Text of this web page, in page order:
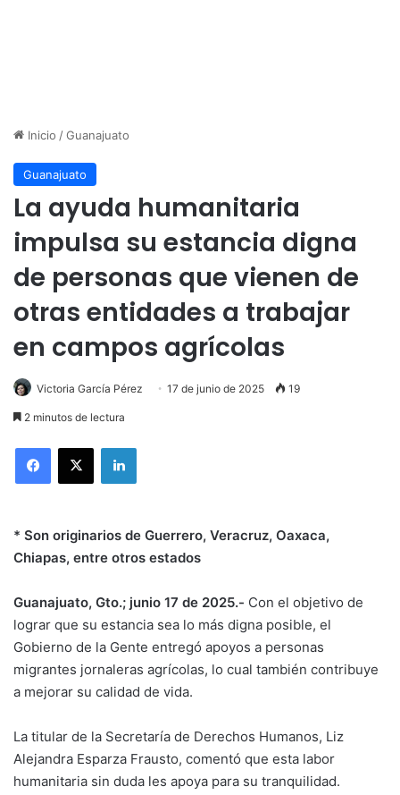
Inicio /Guanajuato
Guanajuato
La ayuda humanitaria
impulsa su estancia digna
de personas que vienen de
otras entidades a trabajar
en campos agrícolas
Victoria García Pérez 17 de junio de 2025 19
2 minutos de lectura
LinkedIn
* Son originarios de Guerrero, Veracruz, Oaxaca,
Chiapas, entre otros estados
Guanajuato, Gto.; junio 17 de 2025.- Con el objetivo de
lograr que su estancia sea lo más digna posible, el
Gobierno de la Gente entregó apoyos a personas
migrantes jornaleras agrícolas, lo cual también contribuye
a mejorar su calidad de vida.
La titular de la Secretaría de Derechos Humanos, Liz
Alejandra Esparza Frausto, comentó que esta labor
humanitaria sin duda les apoya para su tranquilidad.